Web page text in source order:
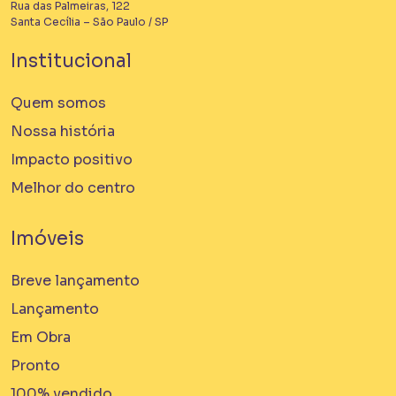
Rua das Palmeiras, 122
Santa Cecília – São Paulo / SP
Institucional
Quem somos
Nossa história
Impacto positivo
Melhor do centro
Imóveis
Breve lançamento
Lançamento
Em Obra
Pronto